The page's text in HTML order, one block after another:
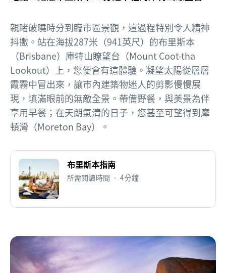
親睹破曉時分到臨市區景觀，這過程特別令人精神
抖擻。站在海拔287米（941英尺）的布里斯本
（Brisbane）庫特山瞭望台（Mount Coot-tha
Lookout）上，您便會有這體驗。凝望太陽從層層
霞霧中冒出來，讓市內建築物迷人的剪影慢慢展
現，填滿眼前的無敵全景。帶備野餐，與美景為伴
享用早餐；在天朗氣清的日子，您甚至可望得到摩
頓灣（Moreton Bay）。
布里斯本指南
所需閱讀時間 • 4分鐘